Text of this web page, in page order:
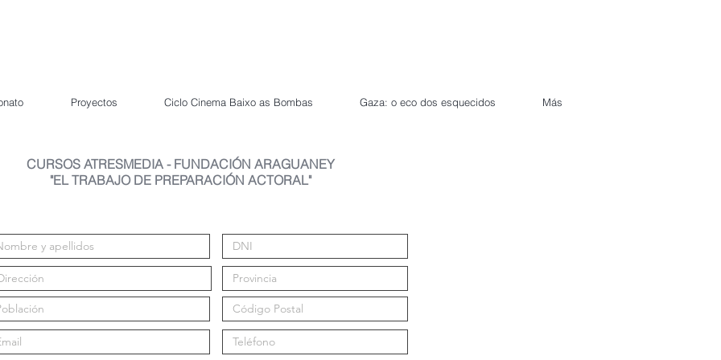
Proyectos Ciclo Cinema Baixo as Bombas Gaza: o eco dos esquecidos Más
CURSOS ATRESMEDIA - FUNDACIÓN ARAGUANEY
"EL TRABAJO DE PREPARACIÓN ACTORAL"